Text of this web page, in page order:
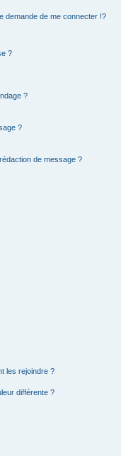
demande de me connecter !?
?
?
?
de message ?
les rejoindre ?
différente ?